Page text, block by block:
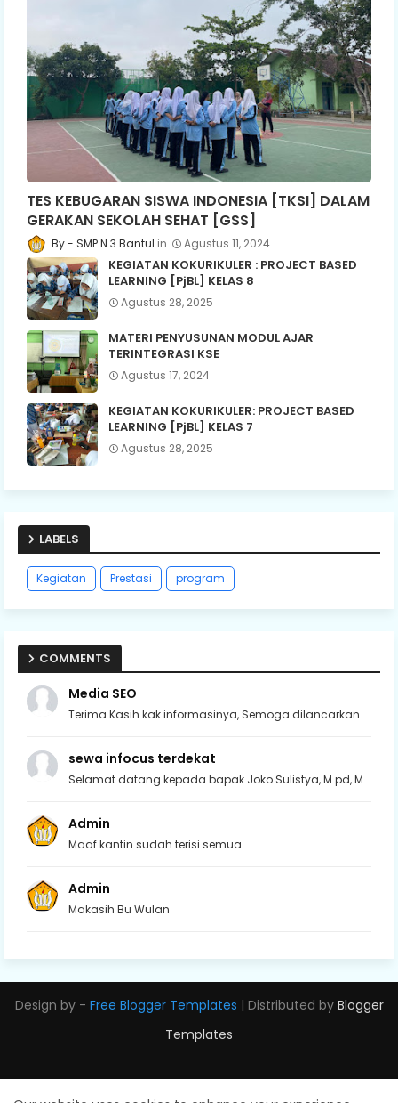
TES KEBUGARAN SISWA INDONESIA [TKSI] DALAM
GERAKAN SEKOLAH SEHAT [GSS]
SMP N 3 Bantul Agustus 11, 2024
KEGIATAN KOKURIKULER : PROJECT BASED
LEARNING [PjBL] KELAS 8
Agustus 28, 2025
MATERI PENYUSUNAN MODUL AJAR
TERINTEGRASI KSE
Agustus 17, 2024
KEGIATAN KOKURIKULER: PROJECT BASED
LEARNING [PjBL] KELAS 7
Agustus 28, 2025
LABELS
Kegiatan Prestasi program
COMMENTS
Media SEO
Terima Kasih kak informasinya, Semoga dilancarkan ...
sewa infocus terdekat
Selamat datang kepada bapak Joko Sulistya, M.pd, M...
Admin
Maaf kantin sudah terisi semua.
Admin
Makasih Bu Wulan
Design by - Free Blogger Templates | Distributed by Blogger
Templates